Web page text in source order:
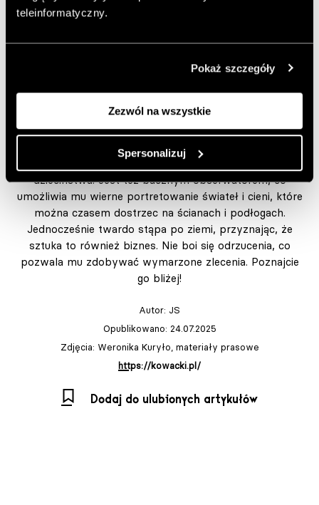
teleinformatyczny.
Pokaż szczegóły
Zezwól na wszystkie
Spersonalizuj
Daniel Kowacki mówi,
dlaczego o swojej
twórczości warto
„krzyczeć”
Artystę Daniela Kowackiego cechuje wrażliwość, która
pomaga mu uchwycić na obrazach beztroskę
dzieciństwa. Jest też bacznym obserwatorem, co
umożliwia mu wierne portretowanie świateł i cieni, które
można czasem dostrzec na ścianach i podłogach.
Jednocześnie twardo stąpa po ziemi, przyznając, że
sztuka to również biznes. Nie boi się odrzucenia, co
pozwala mu zdobywać wymarzone zlecenia. Poznajcie
go bliżej!
Autor: JS
Opublikowano: 24.07.2025
Zdjęcia: Weronika Kuryło, materiały prasowe
https://kowacki.pl/
Dodaj do ulubionych artykułów